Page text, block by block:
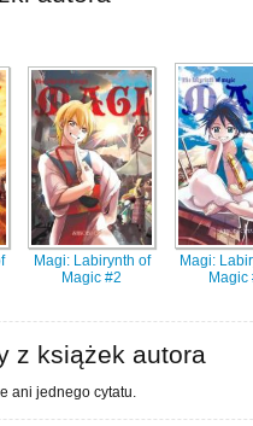
Magi: Labirynth of
Magic #2
Magi:
Magic
z książek autora
ani jednego cytatu.